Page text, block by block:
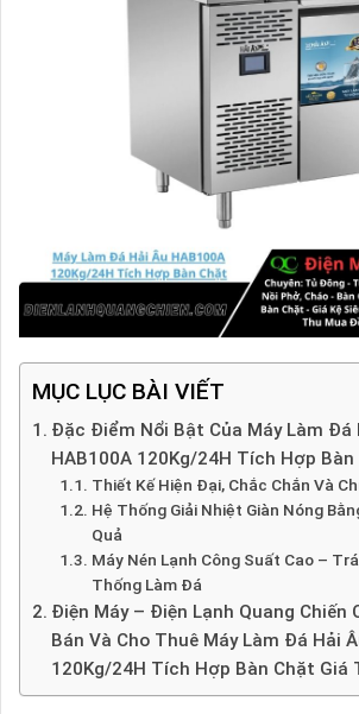
MỤC LỤC BÀI VIẾT
Đặc Điểm Nổi Bật Của Máy Làm Đá
HAB100A 120Kg/24H Tích Hợp Bàn
Thiết Kế Hiện Đại, Chắc Chắn Và
Hệ Thống Giải Nhiệt Giàn Nóng
Quả
Máy Nén Lạnh Công Suất Cao –
Thống Làm Đá
Điện Máy – Điện Lạnh Quang Chiến
Bán Và Cho Thuê Máy Làm Đá Hải
120Kg/24H Tích Hợp Bàn Chặt Giá